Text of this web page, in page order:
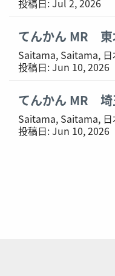
てんかん MR
Saitama, Saitama, 日
投稿日:Jun 10, 2026
てんかん MR 埼
Saitama, Saitama, 日
投稿日:Jun 10, 2026